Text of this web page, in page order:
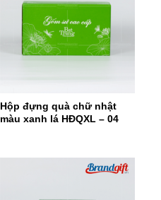
Hộp đựng quà chữ nhật
màu xanh lá HĐQXL – 04